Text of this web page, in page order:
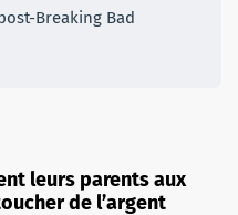
Breaking Bad
leurs parents aux
de l’argent